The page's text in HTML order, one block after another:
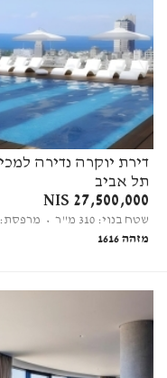
תל אביב
27,500,000 NIS
שטח בנוי: 310 מ"ר
• מרפסת: 54
מזהה 1616